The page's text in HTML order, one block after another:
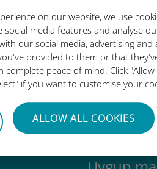
on our website, we use
media features and analyse
our social media, advertising and
provided to them or that
complete peace of mind. Click
if you want to customise your
ALLOW ALL COOKIES
neden bu